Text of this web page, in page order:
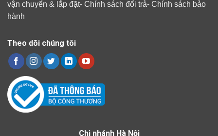
vận chuyển & lắp đặt- Chính sách đổi trả- Chính sách bảo
hành
Theo dõi chúng tôi
Chi nhánh Hà Nội